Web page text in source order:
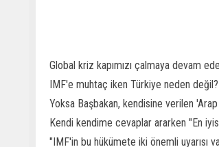
Global kriz kapımızı çalmaya devam
IMF'e muhtaç iken Türkiye neden değil?
Yoksa Başbakan, kendisine verilen
Kendi kendime cevaplar ararken "En
"IMF'in bu hükümete iki önemli uyarısı